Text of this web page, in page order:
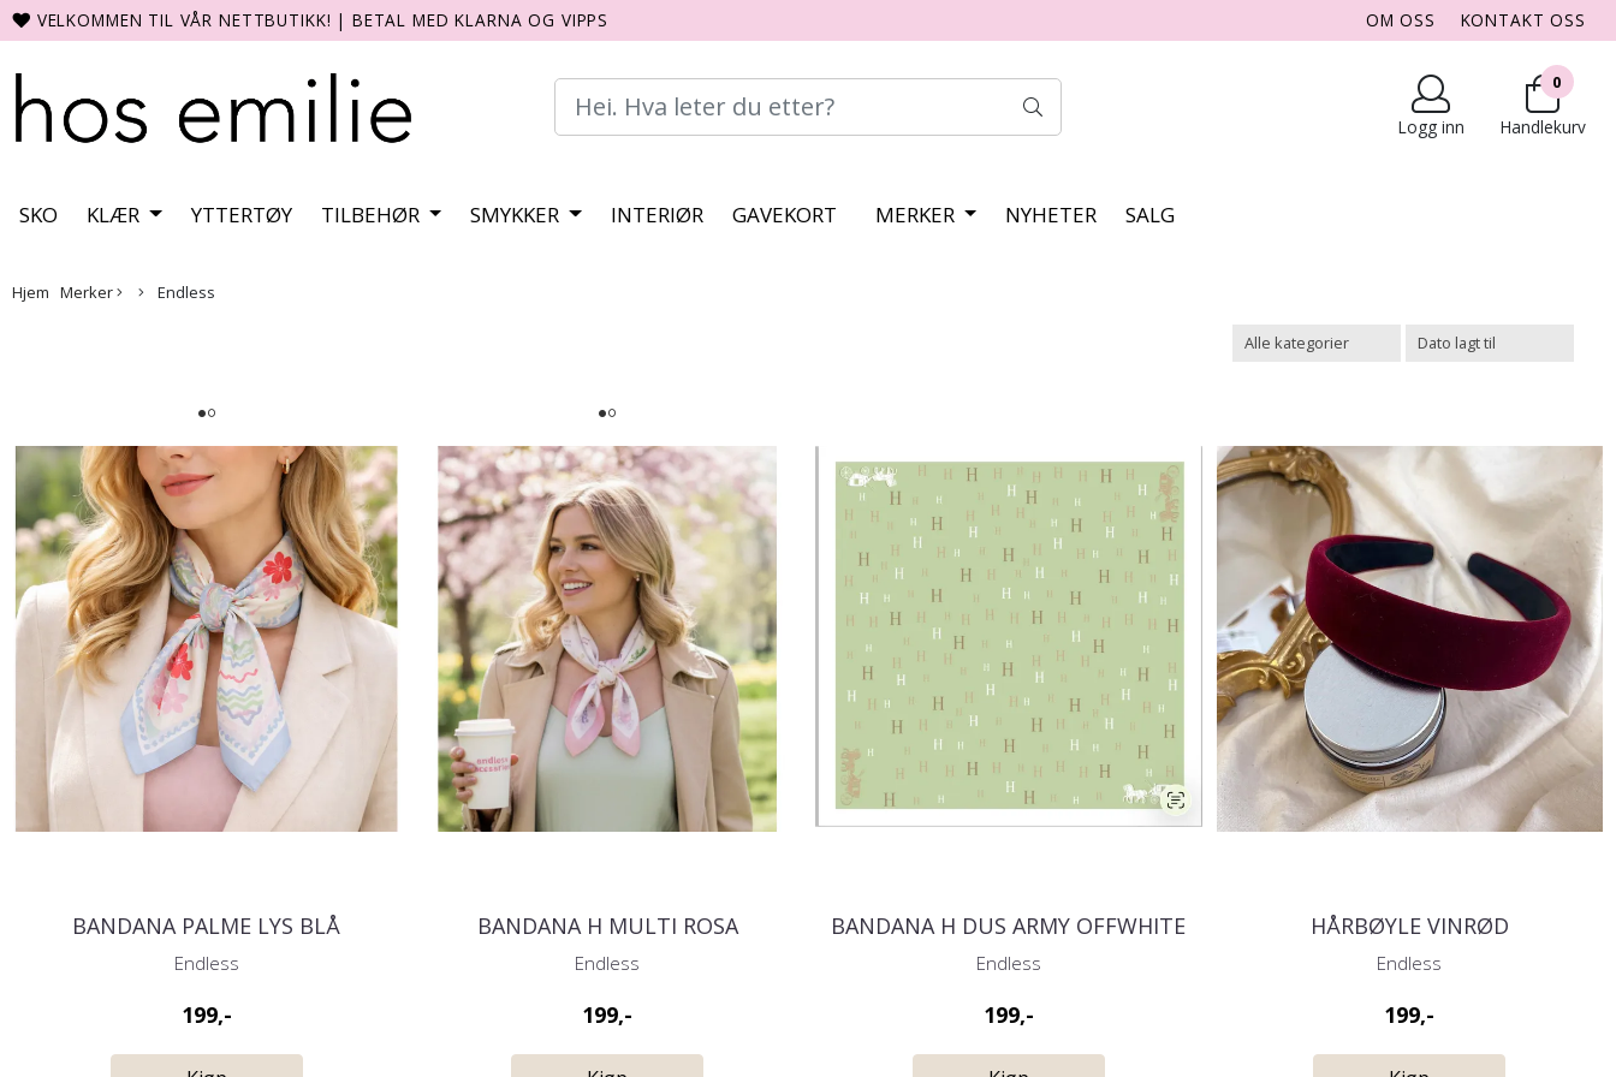
VELKOMMEN TIL VÅR NETTBUTIKK! | BETAL MED KLARNA OG VIPPS OM OSS KONTAKT OSS
Logg inn
0
Handlekurv
SKO KLÆR YTTERTØY TILBEHØR SMYKKER INTERIØR GAVEKORT MERKER NYHETER SALG
Hjem Merker Endless
BANDANA PALME LYS BLÅ
Endless
199,-
BANDANA H MULTI ROSA
Endless
199,-
BANDANA H DUS ARMY OFFWHITE
Endless
199,-
HÅRBØYLE VINRØD
Endless
199,-